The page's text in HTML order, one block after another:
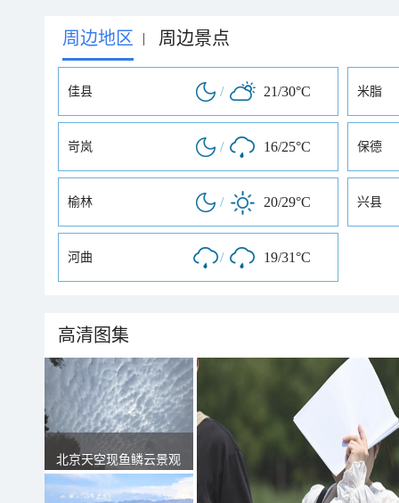
周边地区 | 周边景点
佳县 / 21/30°C 米脂
岢岚 / 16/25°C 保德
榆林 / 20/29°C 兴县
河曲 / 19/31°C
高清图集
北京天空现鱼鳞云景观